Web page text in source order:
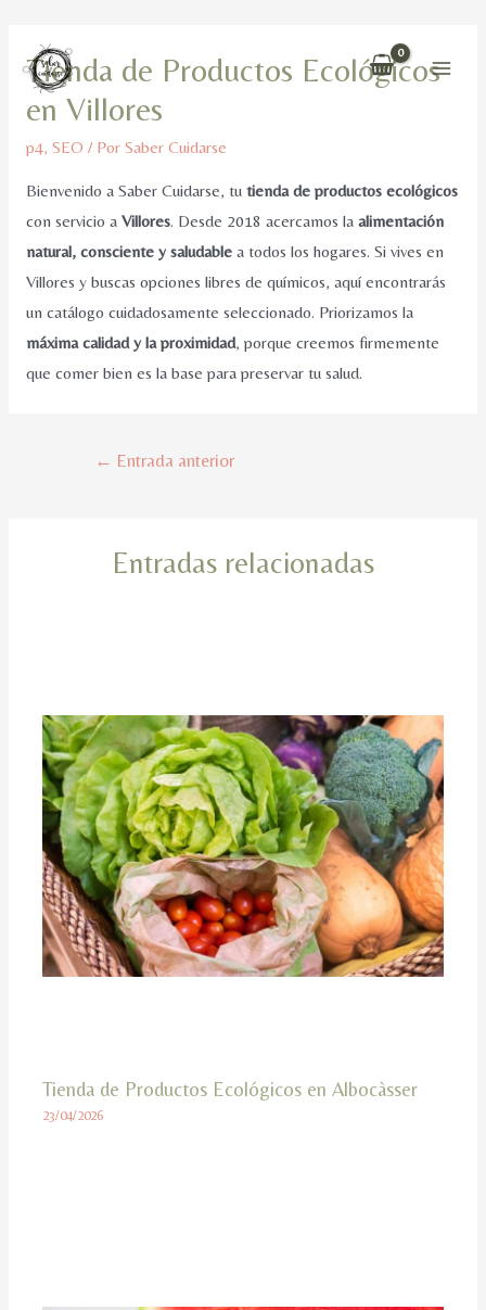
contenido
Main
Tienda de Productos Ecológicos
en Villores
p4, SEO / Por Saber Cuidarse
Bienvenido a Saber Cuidarse, tu tienda de productos ecológicos
con servicio a Villores. Desde 2018 acercamos la alimentación
natural, consciente y saludablea todos los hogares. Si vives en
Villores y buscas opciones libres de químicos, aquí encontrarás
un catálogo cuidadosamente seleccionado. Priorizamos la
máxima calidad y la proximidad, porque creemos firmemente
que comer bien es la base para preservar tu salud.
Navegación
← Entrada anterior
Entradas relacionadas
Tienda de Productos Ecológicos en Albocàsser
23/04/2026